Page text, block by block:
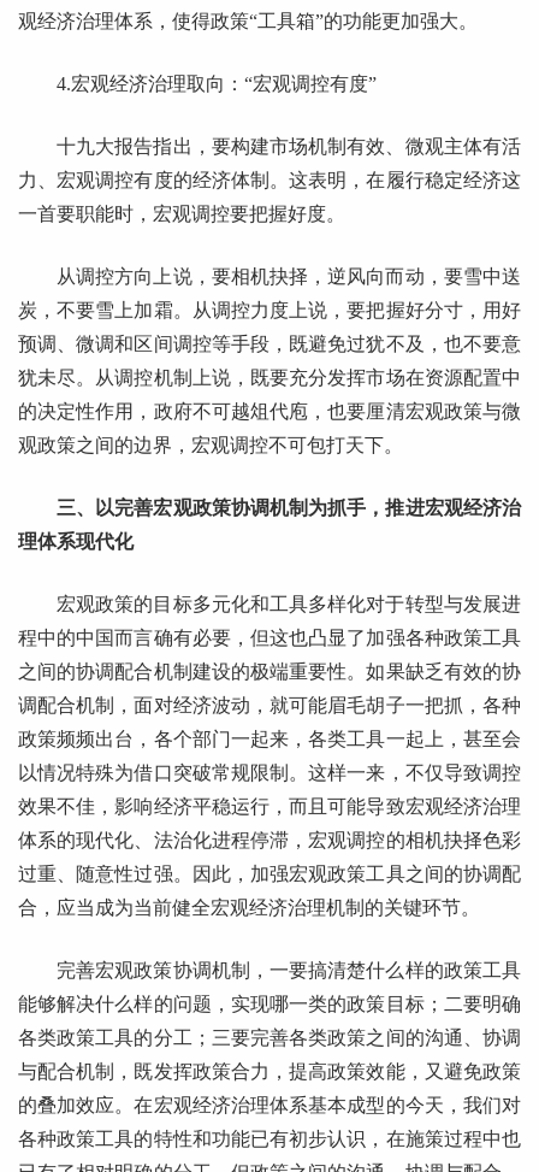
观经济治理体系，使得政策“工具箱”的功能更加强大。
4.宏观经济治理取向：“宏观调控有度”
十九大报告指出，要构建市场机制有效、微观主体有活
力、宏观调控有度的经济体制。这表明，在履行稳定经济这
一首要职能时，宏观调控要把握好度。
从调控方向上说，要相机抉择，逆风向而动，要雪中送
炭，不要雪上加霜。从调控力度上说，要把握好分寸，用好
预调、微调和区间调控等手段，既避免过犹不及，也不要意
犹未尽。从调控机制上说，既要充分发挥市场在资源配置中
的决定性作用，政府不可越俎代庖，也要厘清宏观政策与微
观政策之间的边界，宏观调控不可包打天下。
三、以完善宏观政策协调机制为抓手，推进宏观经济治
理体系现代化
宏观政策的目标多元化和工具多样化对于转型与发展进
程中的中国而言确有必要，但这也凸显了加强各种政策工具
之间的协调配合机制建设的极端重要性。如果缺乏有效的协
调配合机制，面对经济波动，就可能眉毛胡子一把抓，各种
政策频频出台，各个部门一起来，各类工具一起上，甚至会
以情况特殊为借口突破常规限制。这样一来，不仅导致调控
效果不佳，影响经济平稳运行，而且可能导致宏观经济治理
体系的现代化、法治化进程停滞，宏观调控的相机抉择色彩
过重、随意性过强。因此，加强宏观政策工具之间的协调配
合，应当成为当前健全宏观经济治理机制的关键环节。
完善宏观政策协调机制，一要搞清楚什么样的政策工具
能够解决什么样的问题，实现哪一类的政策目标；二要明确
各类政策工具的分工；三要完善各类政策之间的沟通、协调
与配合机制，既发挥政策合力，提高政策效能，又避免政策
的叠加效应。在宏观经济治理体系基本成型的今天，我们对
各种政策工具的特性和功能已有初步认识，在施策过程中也